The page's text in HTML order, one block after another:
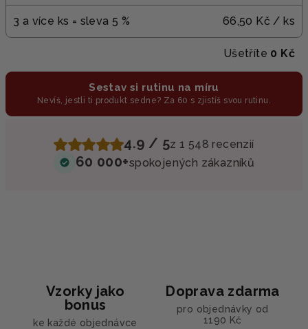
3 a více ks = sleva 5 % 66,50 Kč / ks
Ušetříte 0 Kč
Sestav si rutinu na míru
Nevíš, jestli ti produkt sedne? Za 60 s zjistíš svou rutinu.
4.9 / 5z 1 548 recenzií
60 000+spokojených zákazníků
Vzorky jako
bonus
ke každé objednávce
Doprava zdarma
pro objednávky od
1190 Kč